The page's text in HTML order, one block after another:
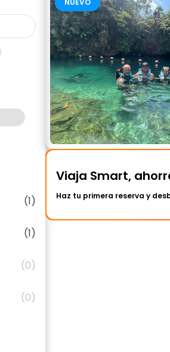
(1)
(1)
(0)
(0)
NUEVO
Viaja Smart,
Haz tu primera reserva y